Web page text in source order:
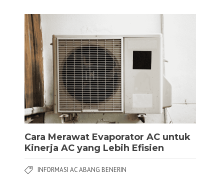
Cara Merawat Evaporator AC untuk
Kinerja AC yang Lebih Efisien
INFORMASI AC ABANG BENERIN